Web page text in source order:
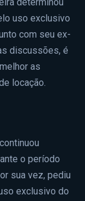
uso exclusivo
com seu ex-
discussões, é
as
locação.
o período
sua vez, pediu
exclusivo do